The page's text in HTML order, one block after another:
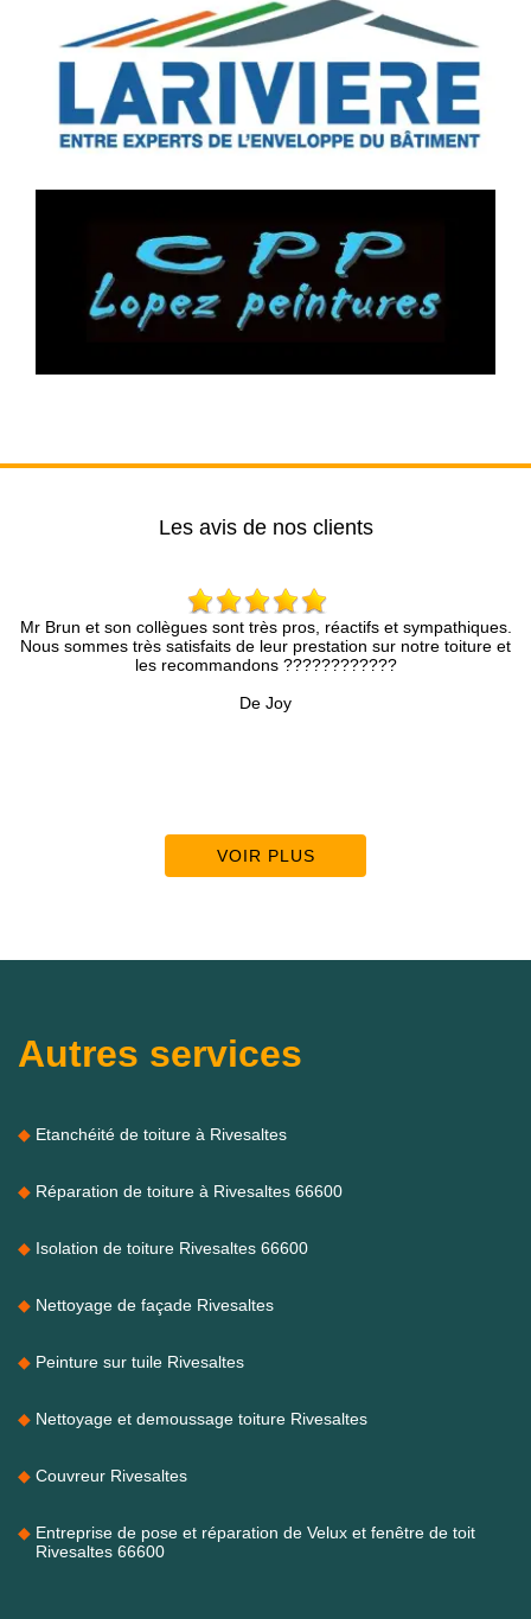
Les avis de nos clients
son collègues sont très pros, réactifs et sympathiques.
très satisfaits de leur prestation sur notre toiture et
les recommandons ????????????
Entreprise
rapidement,
VOIR PLUS
Autres services
Etanchéité de toiture à Rivesaltes
Réparation de toiture à Rivesaltes 66600
Isolation de toiture Rivesaltes 66600
Nettoyage de façade Rivesaltes
Peinture sur tuile Rivesaltes
Nettoyage et demoussage toiture Rivesaltes
Couvreur Rivesaltes
Entreprise de pose et réparation de Velux et fenêtre de toit
Rivesaltes 66600